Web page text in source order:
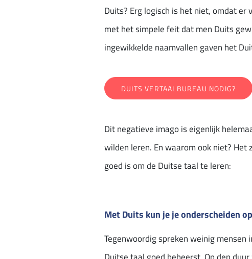
Duits? Erg logisch is het niet, omdat
met het simpele feit dat men Duits
ingewikkelde naamvallen gaven het
DUITS VERTAALBUREAU NODIG?
Dit negatieve imago is eigenlijk
wilden leren. En waarom ook niet?
goed is om de Duitse taal te leren:
Met Duits kun je je onderscheiden
Tegenwoordig spreken weinig